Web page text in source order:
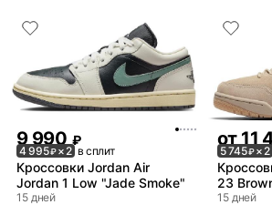
9 990 ₽
4 995₽× 2 в сплит
Кроссовки Jordan Air
Jordan 1 Low "Jade Smoke"
15 дней
от 11
5 745₽× 2
23
15 дней